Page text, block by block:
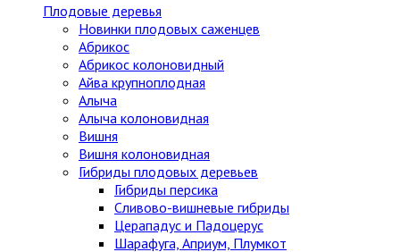
Плодовые деревья
Новинки плодовых саженцев
Абрикос
Абрикос колоновидный
Айва крупноплодная
Алыча
Алыча колоновидная
Вишня
Вишня колоновидная
Гибриды плодовых деревьев
Гибриды персика
Сливово-вишневые гибриды
Церападус и Падоцерус
Шарафуга, Априум, Плумкот